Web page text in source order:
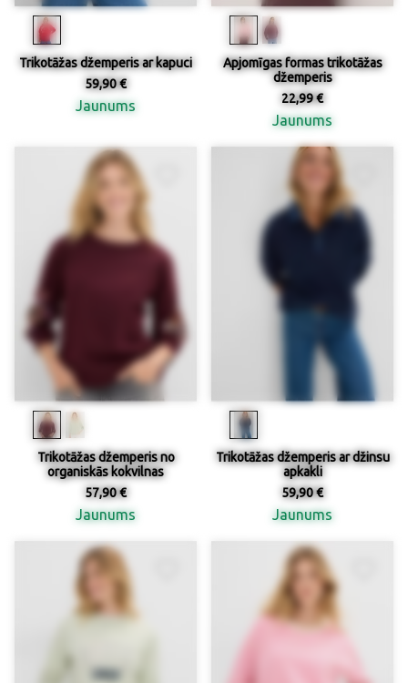
Trikotāžas džemperis ar kapuci
59,90 €
Jaunums
Apjomīgas formas trikotāžas
džemperis
22,99 €
Jaunums
Trikotāžas džemperis no
organiskās kokvilnas
57,90 €
Jaunums
Trikotāžas džemperis ar džinsu
apkakli
59,90 €
Jaunums